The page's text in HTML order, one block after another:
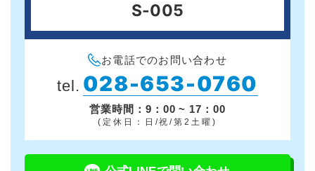
S-005
お電話でのお問い合わせ
tel. 028-653-0760
営業時間：9：00 ~ 17：00
(定休日：日/祝/第2土曜)